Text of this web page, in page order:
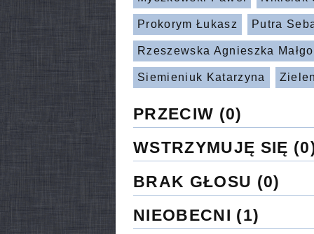
Prokorym Łukasz Putra
Rzeszewska Agnieszka
Siemieniuk Katarzyna
PRZECIW (0)
WSTRZYMUJĘ SIĘ
BRAK GŁOSU (0)
NIEOBECNI (1)